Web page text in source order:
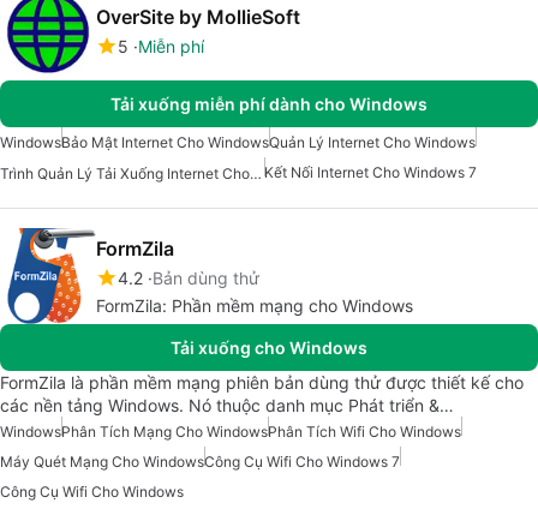
OverSite by MollieSoft
5 Miễn phí
Tải xuống miễn phí dành cho Windows
WindowsBảo Mật Internet Cho WindowsQuản Lý Internet Cho Windows
Trình Quản Lý Tải Xuống Internet Cho Windows Kết Nối Internet Cho Windows 7
FormZila
4.2 Bản dùng thử
FormZila: Phần mềm mạng cho Windows
Tải xuống cho Windows
FormZila là phần mềm mạng phiên bản dùng thử được thiết kế cho
các nền tảng Windows. Nó thuộc danh mục Phát triển &…
WindowsPhân Tích Mạng Cho WindowsPhân Tích Wifi Cho Windows
Máy Quét Mạng Cho WindowsCông Cụ Wifi Cho Windows 7
Công Cụ Wifi Cho Windows